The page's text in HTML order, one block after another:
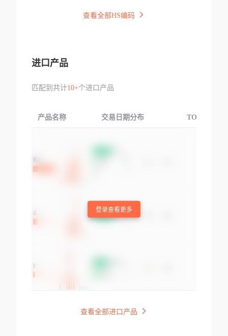
查看全部HS编码
进口产品
匹配到共计10+个进口产品
产品名称 交易日期分布 TOP3交易国
登录查看更多
查看全部进口产品